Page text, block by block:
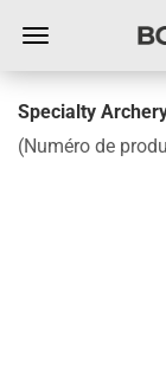
Specialty
(Numéro de